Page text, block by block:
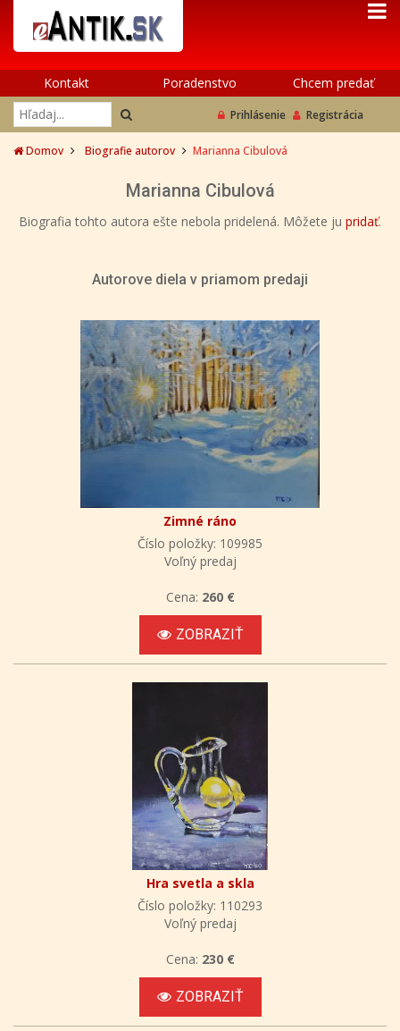
Kontakt Poradenstvo Chcem predať
Prihlásenie Registrácia
Domov Biografie autorov Marianna Cibulová
Marianna Cibulová
Biografia tohto autora ešte nebola pridelená. Môžete ju pridať.
Autorove diela v priamom predaji
Zimné ráno
Číslo položky: 109985
Voľný predaj
Cena: 260 €
ZOBRAZIŤ
Hra svetla a skla
Číslo položky: 110293
Voľný predaj
Cena: 230 €
ZOBRAZIŤ